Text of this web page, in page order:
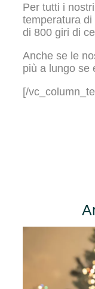
Per tutti i
temperatura di
di 800 giri di
Anche se le
più a lungo se
[/